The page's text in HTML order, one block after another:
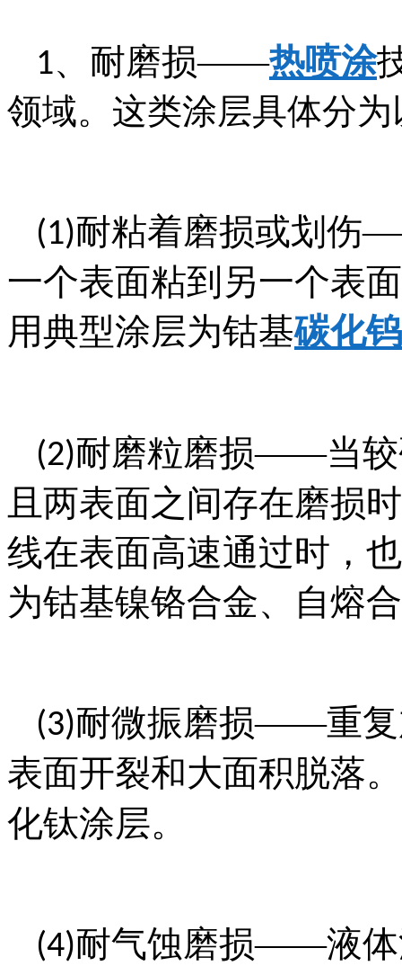
1、耐磨损——热喷涂
领域。这类涂层具体分
(1)耐粘着磨损或划伤
一个表面粘到另一个表
用典型涂层为钴基碳化钨
(2)耐磨粒磨损——当较
且两表面之间存在磨损
线在表面高速通过时，
为钴基镍铬合金、自熔
(3)耐微振磨损——重复
表面开裂和大面积脱落
化钛涂层。
(4)耐气蚀磨损——液体